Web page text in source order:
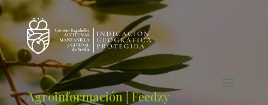
Agroinformación|Feedzy